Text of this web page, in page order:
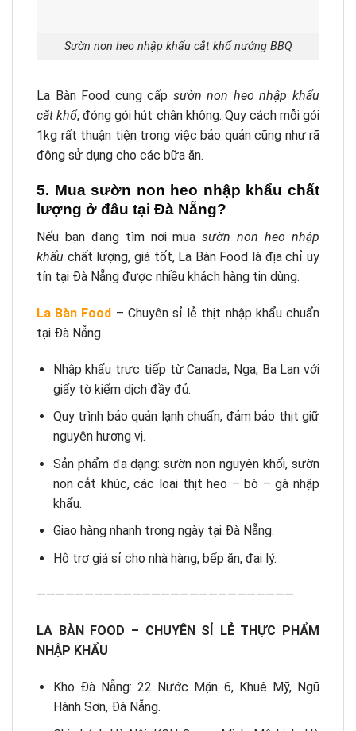
Sườn non heo nhập khẩu cắt khổ nướng BBQ
La Bàn Food cung cấp sườn non heo nhập khẩu
cắt khổ, đóng gói hút chân không. Quy cách mỗi gói
1kg rất thuận tiện trong việc bảo quản cũng như rã
đông sử dụng cho các bữa ăn.
5. Mua sườn non heo nhập khẩu chất
lượng ở đâu tại Đà Nẵng?
Nếu bạn đang tìm nơi muasườn non heo nhập
khẩu chất lượng, giá tốt, La Bàn Food là địa chỉ uy
tín tại Đà Nẵng được nhiều khách hàng tin dùng.
La Bàn Food – Chuyên sỉ lẻ thịt nhập khẩu chuẩn
tại Đà Nẵng
Nhập khẩu trực tiếp từ Canada, Nga, Ba Lan với
giấy tờ kiểm dịch đầy đủ.
Quy trình bảo quản lạnh chuẩn, đảm bảo thịt giữ
nguyên hương vị.
Sản phẩm đa dạng: sườn non nguyên khối, sườn
non cắt khúc, các loại thịt heo – bò – gà nhập
khẩu.
Giao hàng nhanh trong ngày tại Đà Nẵng.
Hỗ trợ giá sỉ cho nhà hàng, bếp ăn, đại lý.
———————————————————————————
LA BÀN FOOD – CHUYÊN SỈ LẺ THỰC PHẨM
NHẬP KHẨU
Kho Đà Nẵng: 22 Nước Mặn 6, Khuê Mỹ, Ngũ
Hành Sơn, Đà Nẵng.